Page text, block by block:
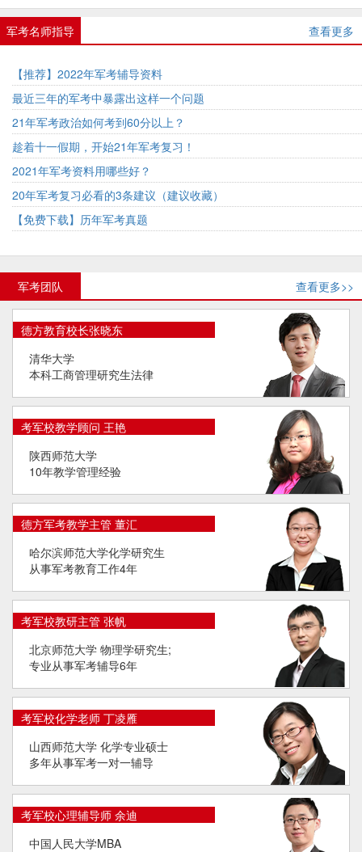
军考名师指导 查看更多
【推荐】2022年军考辅导资料
最近三年的军考中暴露出这样一个问题
21年军考政治如何考到60分以上？
趁着十一假期，开始21年军考复习！
2021年军考资料用哪些好？
20年军考复习必看的3条建议（建议收藏）
【免费下载】历年军考真题
军考团队 查看更多>>
德方教育校长张晓东
清华大学
本科工商管理研究生法律
考军校教学顾问 王艳
陕西师范大学
10年教学管理经验
德方军考教学主管 董汇
哈尔滨师范大学化学研究生
从事军考教育工作4年
考军校教研主管 张帆
北京师范大学 物理学研究生;
专业从事军考辅导6年
考军校化学老师 丁凌雁
山西师范大学 化学专业硕士
多年从事军考一对一辅导
考军校心理辅导师 余迪
中国人民大学MBA